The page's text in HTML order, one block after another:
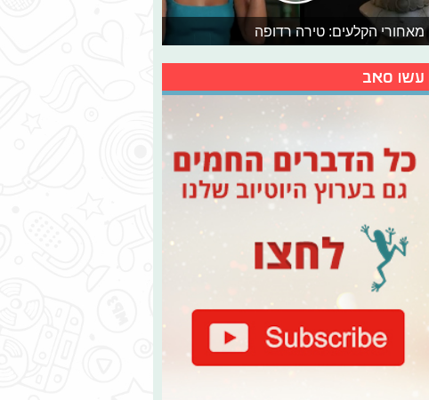
מאחורי הקלעים: טירה רדופה
עשו סאב